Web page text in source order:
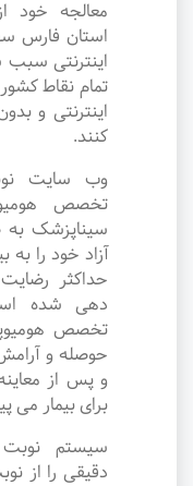
معالجه خود
استان فارس
اینترنتی سبب
تمام نقاط
اینترنتی و
کنند.
وب سایت
تخصص
سیناپزشک
آزاد خود را
حداکثر
دهی شده
تخصص
حوصله و
و پس از
برای بیمار می
سیستم
دقیقی را از